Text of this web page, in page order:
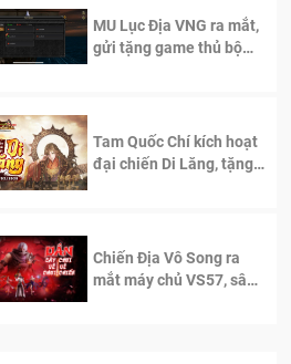
MU Lục Địa VNG ra mắt,
gửi tặng game thủ bộ
Tam Quốc Chí kích hoạt
đại chiến Di Lăng, tặng
Chiến Địa Vô Song ra
mắt máy chủ VS57, sân